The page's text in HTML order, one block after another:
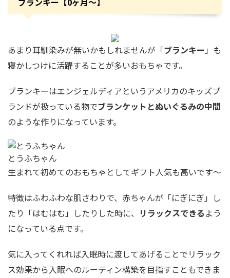
あまり耳馴染みが無いかもしれませんが「ブランキー 」も
寝かしつけに活躍することが多いおもちゃです。
ブランキーはエンジェルディアというアメリカのキッズブ
ランドが扱っている物でブランケットとぬいぐるみの中間
のような作りになっています。
とうふちゃん
生まれて初めてのおもちゃとしてギフト人気も高いです〜
特徴はふわふわな肌さわりで、赤ちゃんが「にぎにぎ」し
たり「はむはむ」したりした時に、 リラックスできるよう
になっている点です。
気に入ってくれれば入眠時に渡してあげることでリラック
ス効果から入眠へのルーティン構築を目指すこともできま